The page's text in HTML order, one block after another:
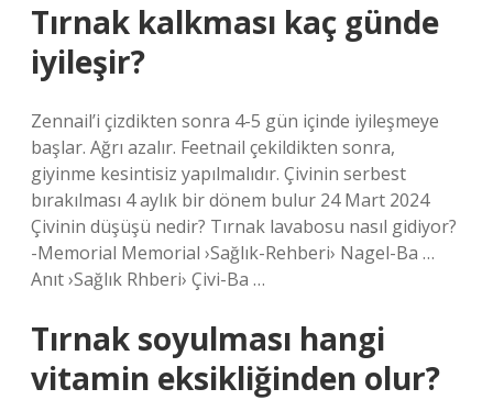
Tırnak kalkması kaç günde
iyileşir?
Zennail’i çizdikten sonra 4-5 gün içinde iyileşmeye
başlar. Ağrı azalır. Feetnail çekildikten sonra,
giyinme kesintisiz yapılmalıdır. Çivinin serbest
bırakılması 4 aylık bir dönem bulur 24 Mart 2024
Çivinin düşüşü nedir? Tırnak lavabosu nasıl gidiyor?
-Memorial Memorial ›Sağlık-Rehberi› Nagel-Ba …
Anıt ›Sağlık Rhberi› Çivi-Ba …
Tırnak soyulması hangi
vitamin eksikliğinden olur?